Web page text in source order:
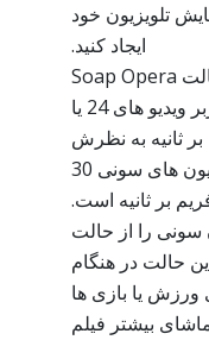
تلویزیون خود
ایجاد کنید.
یکی از این ویژگی ها حالت Soap Opera
است که باعث می شود کاربر ویدیو های 24 یا
صاف برسند. استاندارد تلویزیون های سونی 30
بر ثانیه است.
سونی را از حالت
حالت در هنگام
ورزش یا بازی ها
بیشتر فیلم